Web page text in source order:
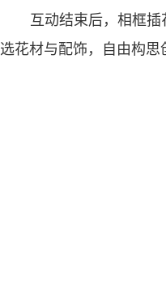
互动结束后，相框
选花材与配饰，自由构思